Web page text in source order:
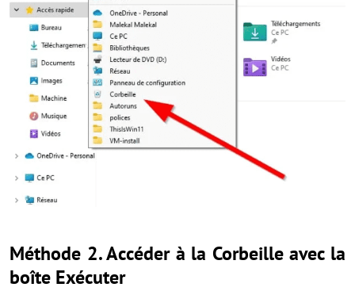
Méthode 2. Accéder à la Corbeille avec la
boîte Exécuter